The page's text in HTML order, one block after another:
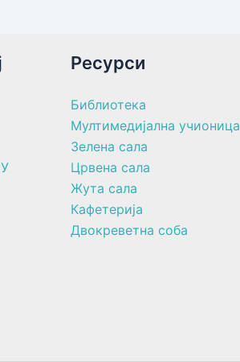
Ресурси
Библиотека
Мултимедијална учионица
Зелена сала
Црвена сала
Жута сала
Кафетерија
Двокреветна соба